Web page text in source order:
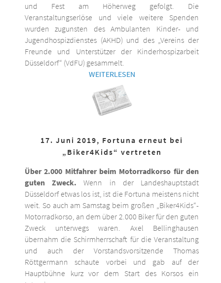
und Fest am Höherweg gefolgt. Die
Veranstaltungserlöse und viele weitere Spenden
wurden zugunsten des Ambulanten Kinder- und
Jugendhospizdienstes (AKHD) und des „Vereins der
Freunde und Unterstützer der Kinderhospizarbeit
Düsseldorf“ (VdFU) gesammelt.
WEITERLESEN
17. Juni 2019, Fortuna erneut bei
„Biker4Kids“ vertreten
Über 2.000 Mitfahrer beim Motorradkorso für den
guten Zweck. Wenn in der Landeshauptstadt
Düsseldorf etwas los ist, ist die Fortuna meistens nicht
weit. So auch am Samstag beim großen „Biker4Kids“-
Motorradkorso, an dem über 2.000 Biker für den guten
Zweck unterwegs waren. Axel Bellinghausen
übernahm die Schirmherrschaft für die Veranstaltung
und auch der Vorstandsvorsitzende Thomas
Röttgermann schaute vorbei und gab auf der
Hauptbühne kurz vor dem Start des Korsos ein